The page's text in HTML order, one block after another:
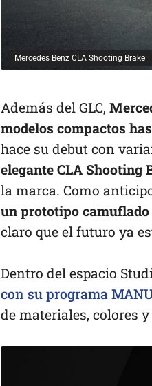
Mercedes Benz CLA Shooting Brake
Además del GLC,
modelos compactos
hace su debut con
elegante CLA Shooting
la marca. Como
un prototipo
claro que el futuro ya
Dentro del espacio
con su programa
de materiales, colores